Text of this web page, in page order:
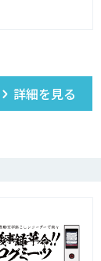
詳細を見る